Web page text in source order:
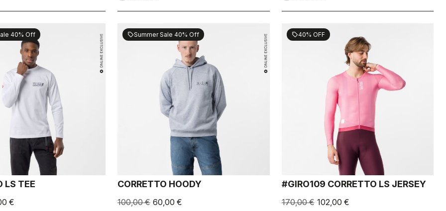
40% Off
LS TEE
€
sellSummer Sale 40% Off
CORRETTO HOODY
100,00 € 60,00 €
sell40% OFF
#GIRO109 CORRETTO LS JERSEY
170,00 € 102,00 €